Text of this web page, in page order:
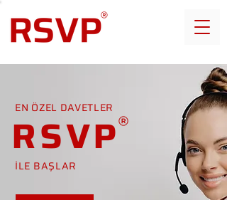
EN ÖZEL DAVETLER
RSVP
İLE BAŞLAR